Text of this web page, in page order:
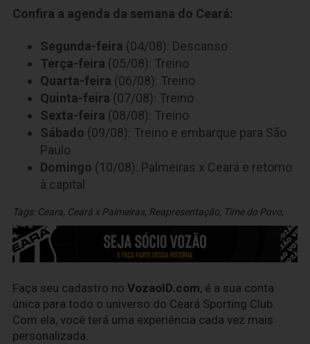
Confira a agenda da semana do Ceará:
Segunda-feira (04/08): Descanso
Terça-feira (05/08): Treino
Quarta-feira (06/08): Treino
Quinta-feira (07/08): Treino
Sexta-feira (08/08): Treino
Sábado (09/08): Treino e embarque para São
Paulo
Domingo (10/08): Palmeiras x Ceará e retorno
à capital
Tags: Ceara Ceará x Palmeiras, Reapresentação Time do Povo
Faça seu cadastro no VozaoID.com, é a sua conta
única para todo o universo do Ceará Sporting Club.
Com ela, você terá uma experiência cada vez mais
personalizada.